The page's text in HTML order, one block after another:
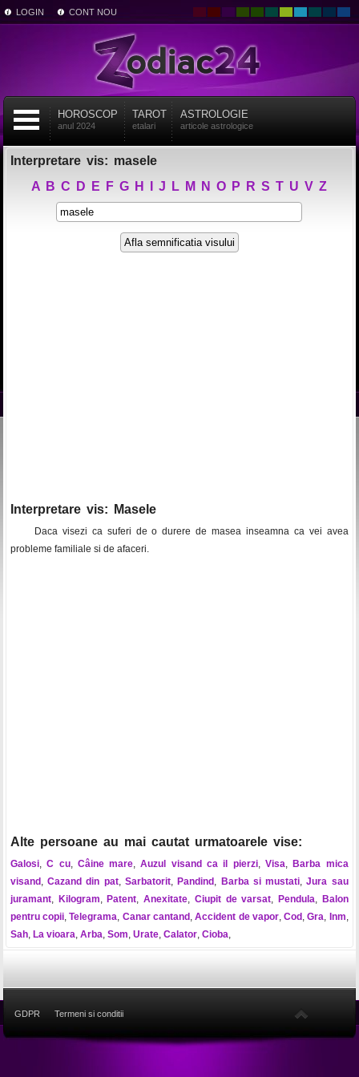
LOGIN CONT NOU
HOROSCOP
anul 2024
TAROT
etalari
ASTROLOGIE
articole astrologice
Interpretare vis: masele
A B C D E F G H J L M N O P R S T U V Z
Interpretare vis: Masele
Daca visezi ca suferi de o durere de masea inseamna ca vei avea
probleme familiale si de afaceri.
Alte persoane au mai cautat urmatoarele vise:
Galosi,C cu, Câine mare,Auzul visand ca il pierzi,Visa, Barba mica
visand ,Cazand din pat,Sarbatorit, Pandind , Barba si mustati,Jura sau
juramant, Kilogram, Patent,Anexitate, Ciupit de varsat, Pendula, Balon
pentru copii,Telegrama, Canar cantand ,Accident de vapor,Cod ,Gra, Inm,
Sah, La vioara, Arba, Som, Urate, Calator, Cioba,
GDPR Termeni si conditii